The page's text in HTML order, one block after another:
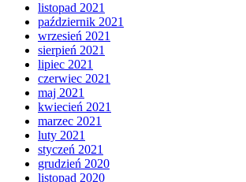
listopad 2021
październik 2021
wrzesień 2021
sierpień 2021
lipiec 2021
czerwiec 2021
maj 2021
kwiecień 2021
marzec 2021
luty 2021
styczeń 2021
grudzień 2020
listopad 2020